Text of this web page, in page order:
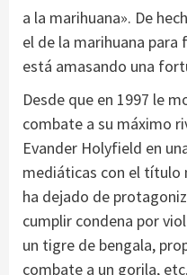
a la marihuana». De
el de la marihuana
está amasando una
Desde que en 1997 le
combate a su máximo
Evander Holyfield en
mediáticas con el título
ha dejado de
cumplir condena por
un tigre de bengala,
combate a un gorila,